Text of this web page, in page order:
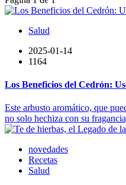
Salud
2025-01-14
1164
Los Beneficios del Cedrón:
Este arbusto aromático, que
no solo hechiza con su
novedades
Recetas
Salud